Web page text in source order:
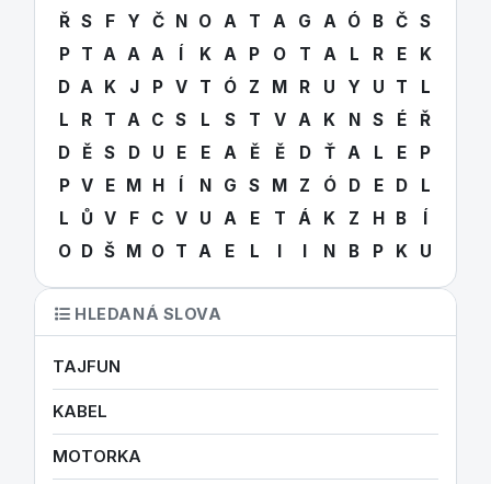
Ř S F Y Č N O A T A G A Ó B Č
S
P
T A A A Í K A P O T A L R E
K
D A K J P V T Ó Z M R U Y U T
L
L
R T A C S L S T V A K N S É
Ř
D
Ě S D U E E A Ě Ě D Ť A L E
P
P V E M H Í N G S M Z Ó D E D
L
L
Ů V F C V U A E T Á K Z H B
Í
O D Š M O T A E L I I N B P K U
HLEDANÁ SLOVA
TAJFUN
KABEL
MOTORKA